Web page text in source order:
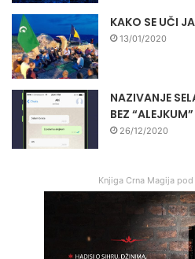
KAKO SE UČI
13/01/2020
NAZIVANJE
BEZ “ALEJKUM”
26/12/2020
Knjiga Crna Magija